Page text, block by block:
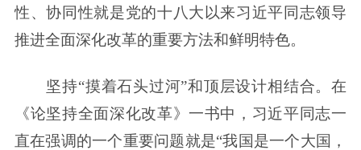
性、协同性就是党的十八大以来习近平同志领导
推进全面深化改革的重要方法和鲜明特色。
坚持“摸着石头过河”和顶层设计相结合。在
《论坚持全面深化改革》一书中，习近平同志一
直在强调的一个重要问题就是“我国是一个大国，